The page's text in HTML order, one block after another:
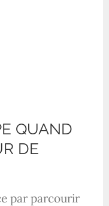
QUAND
DE
par parcourir